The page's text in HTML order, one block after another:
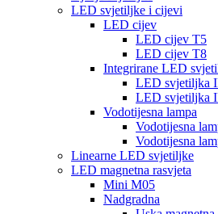
LED svjetiljke i cijevi
LED cijev
LED cijev T5
LED cijev T8
Integrirane LED
LED svjetiljka
LED svjetiljka
Vodotijesna lampa
Vodotijesna
Vodotijesna
Linearne LED svjetiljke
LED magnetna rasvjeta
Mini M05
Nadgradna